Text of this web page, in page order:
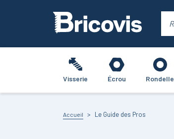
Visserie Écrou Rondelle
Accueil Le Guide des Pros